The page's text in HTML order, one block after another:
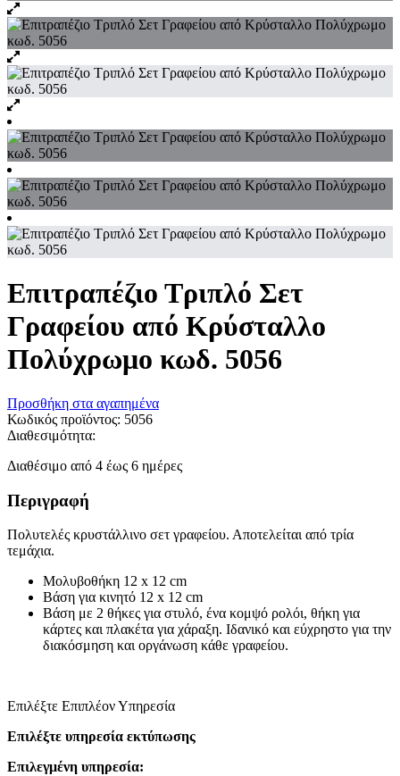
Επιτραπέζιο Τριπλό Σετ
Γραφείου από Κρύσταλλο
Πολύχρωμο κωδ. 5056
Προσθήκη στα αγαπημένα
Κωδικός προϊόντος: 5056
Διαθεσιμότητα:
Διαθέσιμο από 4 έως 6 ημέρες
Περιγραφή
Πολυτελές κρυστάλλινο σετ γραφείου. Αποτελείται από τρία
τεμάχια.
Μολυβοθήκη 12 x 12 cm
Βάση για κινητό 12 x 12 cm
Βάση με 2 θήκες για στυλό, ένα κομψό ρολόι, θήκη για
κάρτες και πλακέτα για χάραξη. Ιδανικό και εύχρηστο για την
διακόσμηση και οργάνωση κάθε γραφείου.
Επιλέξτε Επιπλέον Υπηρεσία
Επιλέξτε υπηρεσία εκτύπωσης
Επιλεγμένη υπηρεσία: